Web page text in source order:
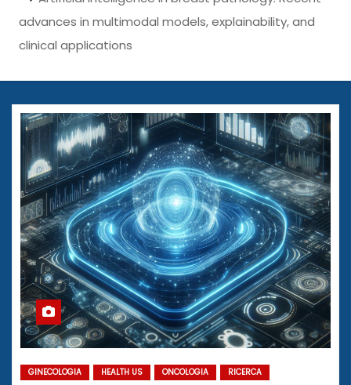
advances in multimodal models, explainability, and
clinical applications
GINECOLOGIA HEALTH US ONCOLOGIA RICERCA